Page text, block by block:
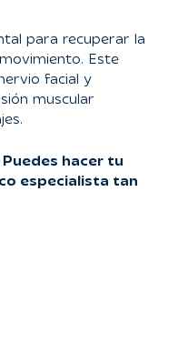
para recuperar la
Este
facial y
muscular
hacer tu
especialista tan